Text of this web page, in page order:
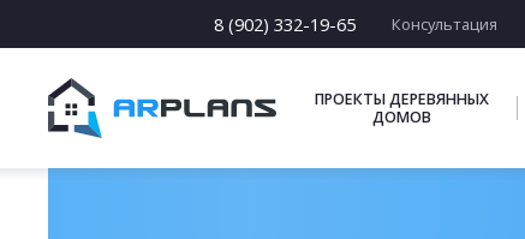
8 (902) 332-19-65 Консультация
ПРОЕКТЫ ДЕРЕВЯННЫХ
ДОМОВ